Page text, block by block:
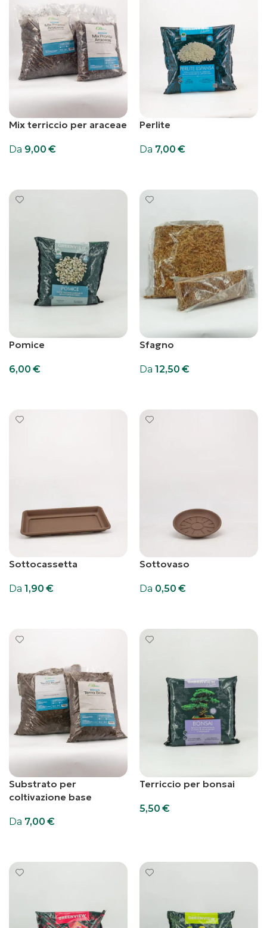
Mix terriccio per araceae
Da 9,00 €
Perlite
Da 7,00 €
Pomice
6,00 €
Sfagno
Da 12,50 €
Sottocassetta
Da 1,90 €
Sottovaso
Da 0,50 €
Substrato per
coltivazione base
Da 7,00 €
Terriccio per bonsai
5,50 €